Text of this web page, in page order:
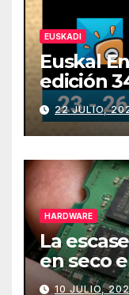
EUSKADI
Euskal
edición
julio
22 JULIO,
HARDWARE
La
en seco
de PCs
10 JULIO,